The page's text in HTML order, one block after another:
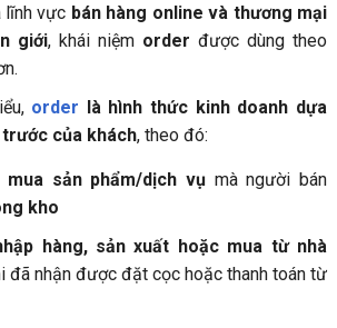
lĩnh vực bán hàng online và thương mại
giới, khái niệm order được dùng theo
order là hình thức kinh doanh dựa
của khách, theo đó:
mua sản phẩm/dịch vụ mà người bán
kho
hàng, sản xuất hoặc mua từ nhà
đã nhận được đặt cọc hoặc thanh toán từ